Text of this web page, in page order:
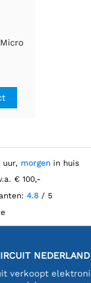
uur, morgen in huis
€ 100,-
4.8 / 5
NEDERLAND
verkoopt